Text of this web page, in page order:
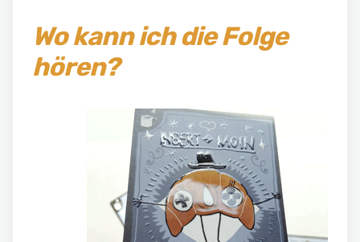
Wo kann ich die Folge
hören?